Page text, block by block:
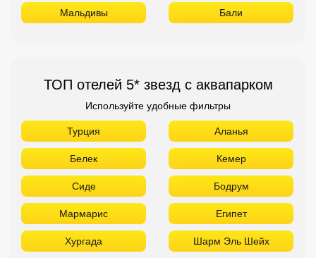
Мальдивы Бали
ТОП отелей 5* звезд с аквапарком
Используйте удобные фильтры
Турция Аланья
Белек Кемер
Сиде Бодрум
Мармарис Египет
Хургада Шарм Эль Шейх